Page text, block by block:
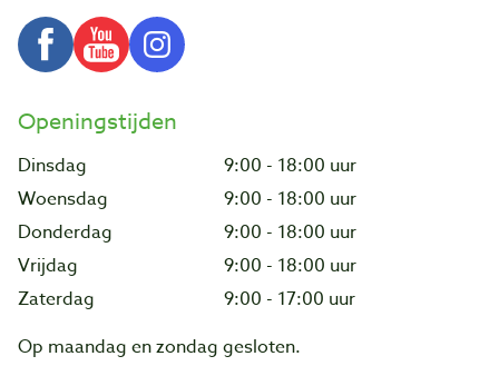
Openingstijden
Dinsdag
9:00 - 18:00 uur
Woensdag
9:00 - 18:00 uur
Donderdag
9:00 - 18:00 uur
Vrijdag
9:00 - 18:00 uur
Zaterdag
9:00 - 17:00 uur
Op maandag en zondag gesloten.